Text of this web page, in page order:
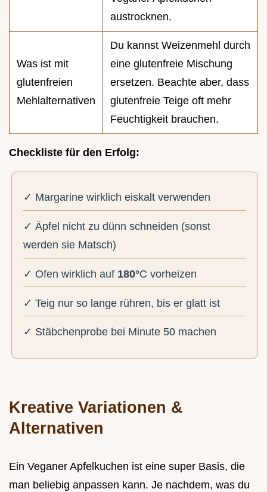
austrocknen.
Was ist mit
glutenfreien
Mehlalternativen
Du kannst Weizenmehl durch
eine glutenfreie Mischung
ersetzen. Beachte aber, dass
glutenfreie Teige oft mehr
Feuchtigkeit brauchen.
Checkliste für den Erfolg:
✓ Margarine wirklich eiskalt verwenden
✓ Äpfel nicht zu dünn schneiden (sonst
werden sie Matsch)
✓ Ofen wirklich auf 180°C vorheizen
✓ Teig nur so lange rühren, bis er glatt ist
✓ Stäbchenprobe bei Minute 50 machen
Kreative Variationen &
Alternativen
Ein Veganer Apfelkuchen ist eine super Basis, die
man beliebig anpassen kann. Je nachdem, was du